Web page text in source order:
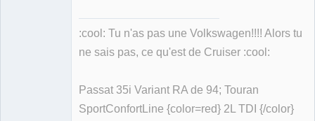
:cool: Tu n'as pas une Volkswagen!!!! Alors tu
ne sais pas, ce qu'est de Cruiser :cool:
Passat 35i Variant RA de 94; Touran
SportConfortLine {color=red} 2L TDI {/color}